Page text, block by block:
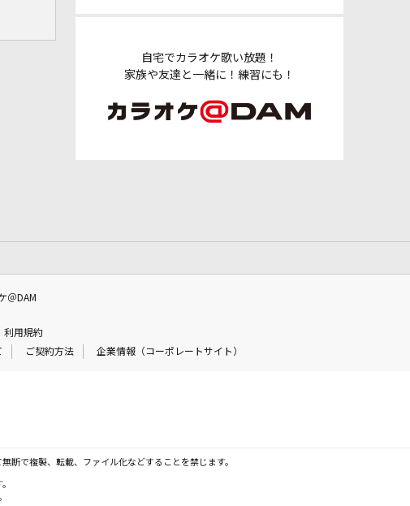
自宅でカラオケ歌い放題！
家族や友達と一緒に！練習にも！
＠DAM
利用規約
ご契約方法 企業情報（コーポレートサイト）
断で複製、転載、ファイル化などすることを禁じます。